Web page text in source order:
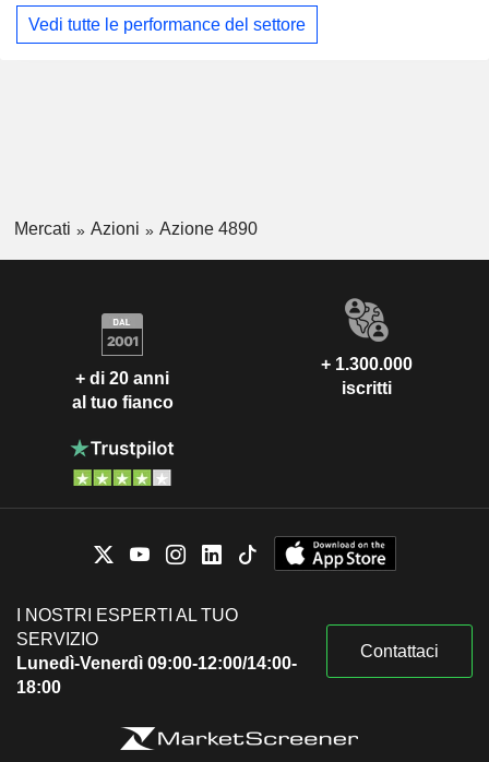
Vedi tutte le performance del settore
Mercati Azioni Azione 4890
+ di 20 anni
al tuo fianco
+ 1.300.000
iscritti
I NOSTRI ESPERTI AL TUO
SERVIZIO
Lunedì-Venerdì 09:00-12:00/14:00-
18:00
Contattaci